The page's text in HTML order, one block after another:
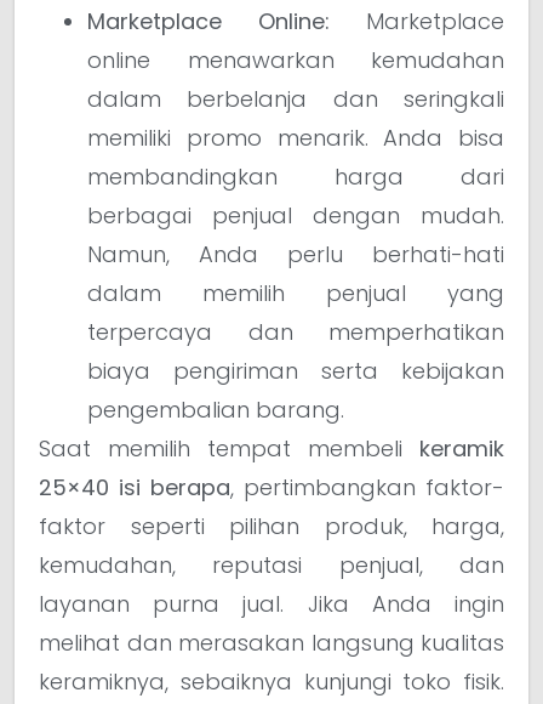
Marketplace Online: Marketplace
online menawarkan kemudahan
dalam berbelanja dan seringkali
memiliki promo menarik. Anda bisa
membandingkan harga dari
berbagai penjual dengan mudah.
Namun, Anda perlu berhati-hati
dalam memilih penjual yang
terpercaya dan memperhatikan
biaya pengiriman serta kebijakan
pengembalian barang.
Saat memilih tempat membeli keramik
25×40 isi berapa, pertimbangkan faktor-
faktor seperti pilihan produk, harga,
kemudahan, reputasi penjual, dan
layanan purna jual. Jika Anda ingin
melihat dan merasakan langsung kualitas
keramiknya, sebaiknya kunjungi toko fisik.